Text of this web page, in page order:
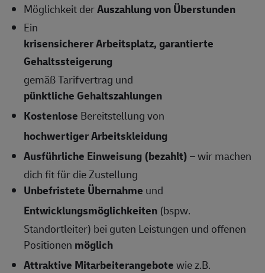
Möglichkeit derAuszahlung von Überstunden
Ein
krisensicherer Arbeitsplatz, garantierte
Gehaltssteigerung
gemäß Tarifvertrag und
pünktliche Gehaltszahlungen
Kostenlose Bereitstellung von
hochwertiger Arbeitskleidung
Ausführliche Einweisung (bezahlt)– wir machen
dich fit für die Zustellung
Unbefristete Übernahme und
Entwicklungsmöglichkeiten (bspw.
Standortleiter) bei guten Leistungen und offenen
Positionen möglich
Attraktive Mitarbeiterangebotewie z.B.